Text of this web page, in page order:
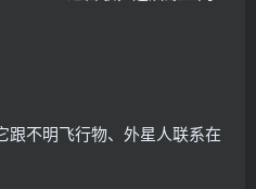
跟不明飞行物、外星人联系在